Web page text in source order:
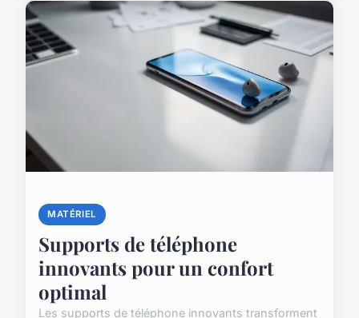
MATÉRIEL
Supports de téléphone
innovants pour un confort
optimal
Les supports de téléphone innovants transforment